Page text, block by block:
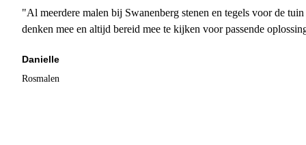
"Al meerdere malen bij Swanenberg stenen en tegels voor de
denken mee en altijd bereid mee te kijken voor passende
Danielle
Rosmalen